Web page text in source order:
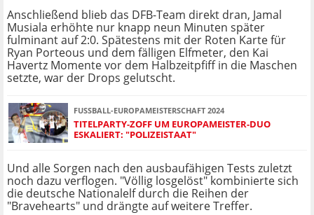
Anschließend blieb das DFB-Team direkt dran, Jamal
Musiala erhöhte nur knapp neun Minuten später
fulminant auf 2:0. Spätestens mit der Roten Karte für
Ryan Porteous und dem fälligen Elfmeter, den Kai
Havertz Momente vor dem Halbzeitpfiff in die Maschen
setzte, war der Drops gelutscht.
FUSSBALL-EUROPAMEISTERSCHAFT 2024
TITELPARTY-ZOFF UM EUROPAMEISTER-DUO
ESKALIERT: "POLIZEISTAAT"
Und alle Sorgen nach den ausbaufähigen Tests zuletzt
noch dazu verflogen. "Völlig losgelöst" kombinierte sich
die deutsche Nationalelf durch die Reihen der
"Bravehearts" und drängte auf weitere Treffer.